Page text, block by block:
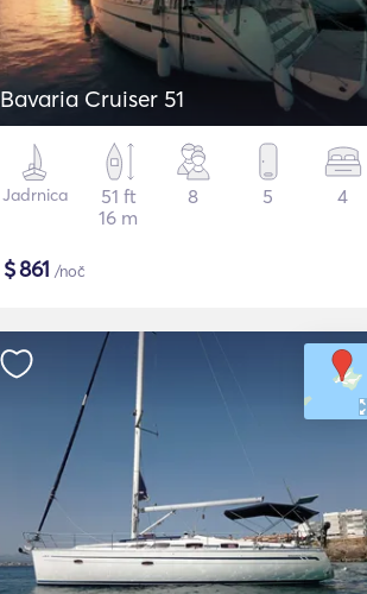
Bavaria Cruiser 51
Jadrnica
51 ft
16 m
8 5 4
$861 /noč